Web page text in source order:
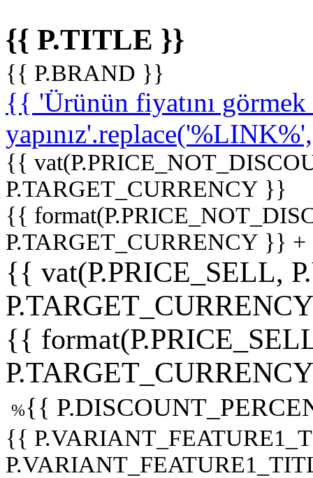
{{ P.TITLE }}
{{ P.BRAND }}
{{ 'Ürünün fiyatını
{{
P.TARGET_CURRENCY }}
{{
P.TARGET_CURRENCY }}
{{ vat(P.PRICE_SELL,
{{
%{{
{{